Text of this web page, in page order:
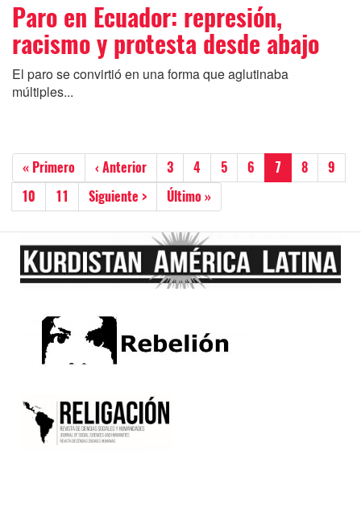
Paro en Ecuador: represión,
racismo y protesta desde abajo
El paro se convirtió en una forma que aglutinaba
múltiples...
Paginación
Primera
página
« Primero
Página
anterior
‹ Anterior Página
3 Página
4 Página
5 Página
6
Página
actual
7 Página
8
9
Página
10 Página
11
Siguiente
página
Siguiente >
Última
página
Último »